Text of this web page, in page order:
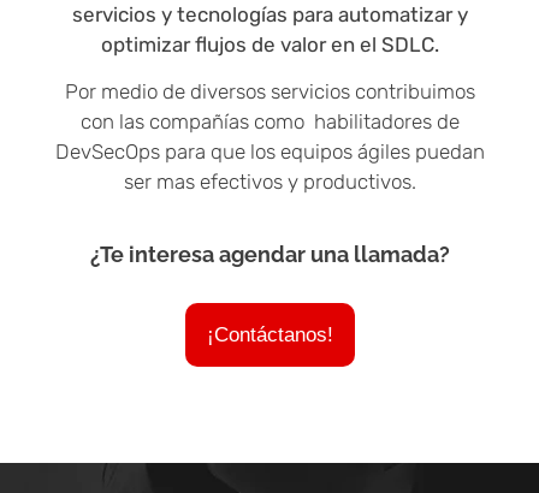
servicios y tecnologías para automatizar y
optimizar flujos de valor en el SDLC.
Por medio de diversos servicios contribuimos
con las compañías como habilitadores de
DevSecOps para que los equipos ágiles puedan
ser mas efectivos y productivos.
¿Te interesa agendar una llamada?
¡Contáctanos!